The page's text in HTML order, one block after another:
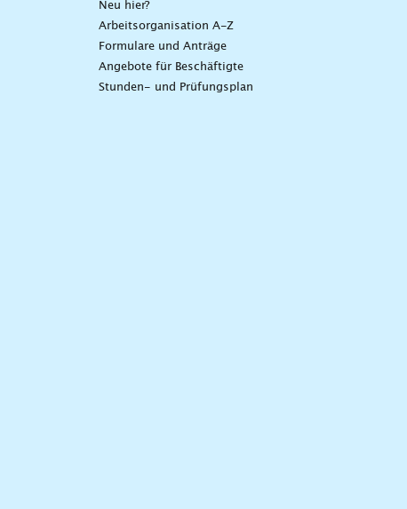
Neu hier?
Arbeitsorganisation A-Z
Formulare und Anträge
Angebote für Beschäftigte
Stunden- und Prüfungsplan